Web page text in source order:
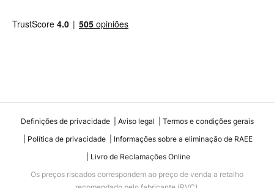
Definições de privacidade Aviso legal
Termos e condições gerais
Política de privacidade
Informações sobre a eliminação de RAEE
Livro de Reclamações Online
Os preços riscados correspondem ao preço de venda a retalho